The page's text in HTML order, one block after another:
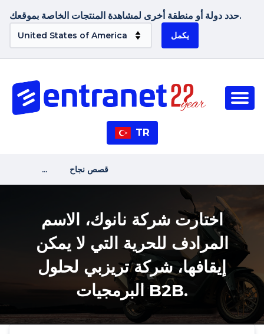
حدد دولة أو منطقة أخرى لمشاهدة المنتجات الخاصة بموقعك.
يكمل
TR
... قصص نجاح
اختارت شركة نانوك، الاسم
المرادف للحرية التي لا يمكن
إيقافها، شركة تريزبي لحلول
البرمجيات B2B.